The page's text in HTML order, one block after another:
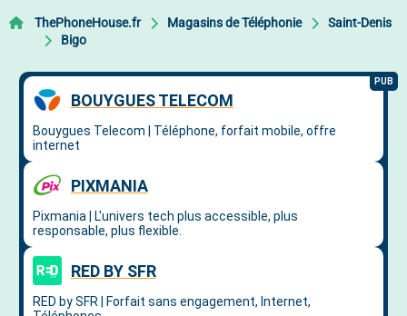
ThePhoneHouse.fr Magasins de Téléphonie
Saint-Denis
Bigo